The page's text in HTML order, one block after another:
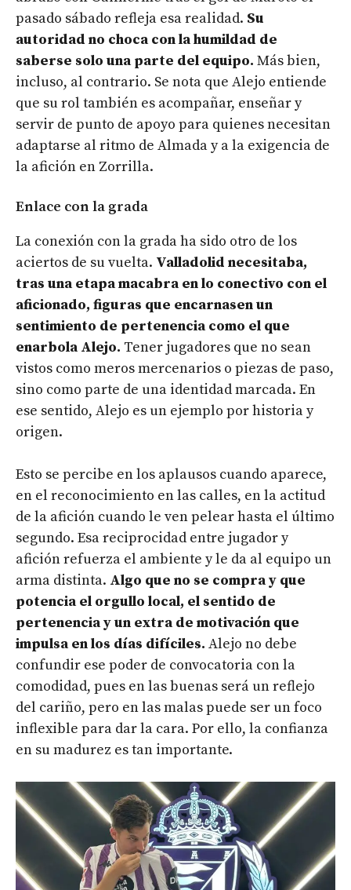
pasado sábado refleja esa realidad. Su
autoridad no choca con la humildad de
saberse solo una parte del equipo. Más bien,
incluso, al contrario. Se nota que Alejo entiende
que su rol también es acompañar, enseñar y
servir de punto de apoyo para quienes necesitan
adaptarse al ritmo de Almada y a la exigencia de
la afición en Zorrilla.
Enlace con la grada
La conexión con la grada ha sido otro de los
aciertos de su vuelta. Valladolid necesitaba,
tras una etapa macabra en lo conectivo con el
aficionado, figuras que encarnasen un
sentimiento de pertenencia como el que
enarbola Alejo. Tener jugadores que no sean
vistos como meros mercenarios o piezas de paso,
sino como parte de una identidad marcada. En
ese sentido, Alejo es un ejemplo por historia y
origen.
Esto se percibe en los aplausos cuando aparece,
en el reconocimiento en las calles, en la actitud
de la afición cuando le ven pelear hasta el último
segundo. Esa reciprocidad entre jugador y
afición refuerza el ambiente y le da al equipo un
arma distinta. Algo que no se compra y que
potencia el orgullo local, el sentido de
pertenencia y un extra de motivación que
impulsa en los días difíciles. Alejo no debe
confundir ese poder de convocatoria con la
comodidad, pues en las buenas será un reflejo
del cariño, pero en las malas puede ser un foco
inflexible para dar la cara. Por ello, la confianza
en su madurez es tan importante.